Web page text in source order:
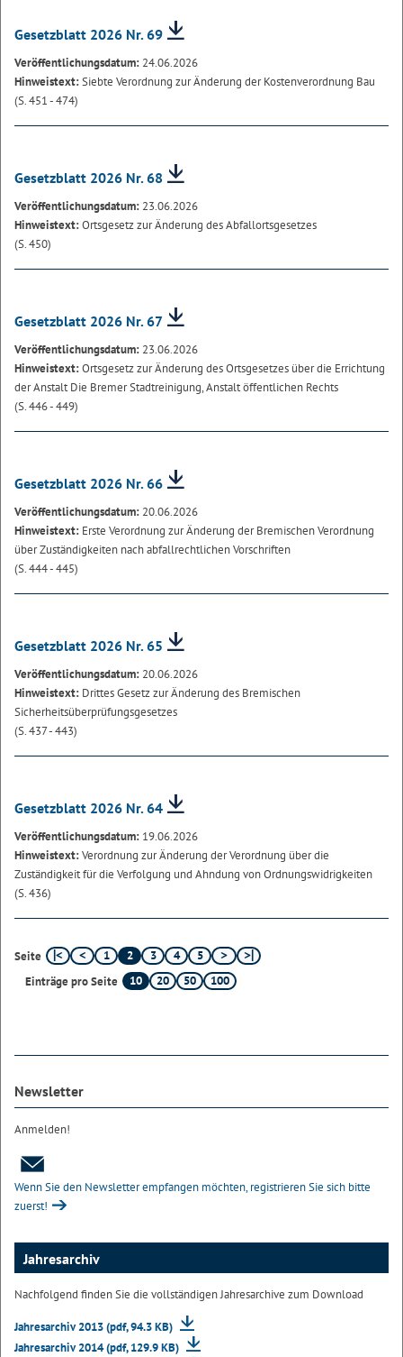
Gesetzblatt 2026 Nr. 69
Veröffentlichungsdatum: 24.06.2026
Hinweistext:Siebte Verordnung zur Änderung der Kostenverordnung Bau
(S. 451 - 474)
Gesetzblatt 2026 Nr. 68
Veröffentlichungsdatum: 23.06.2026
Hinweistext:Ortsgesetz zur Änderung des Abfallortsgesetzes
(S. 450)
Gesetzblatt 2026 Nr. 67
Veröffentlichungsdatum: 23.06.2026
Hinweistext:Ortsgesetz zur Änderung des Ortsgesetzes über die Errichtung
der Anstalt Die Bremer Stadtreinigung, Anstalt öffentlichen Rechts
(S. 446 - 449)
Gesetzblatt 2026 Nr. 66
Veröffentlichungsdatum: 20.06.2026
Hinweistext: Erste Verordnung zur Änderung der Bremischen Verordnung
über Zuständigkeiten nach abfallrechtlichen Vorschriften
(S. 444 - 445)
Gesetzblatt 2026 Nr. 65
Veröffentlichungsdatum: 20.06.2026
Hinweistext: Drittes Gesetz zur Änderung des Bremischen
Sicherheitsüberprüfungsgesetzes
(S. 437 - 443)
Gesetzblatt 2026 Nr. 64
Veröffentlichungsdatum: 19.06.2026
Hinweistext:Verordnung zur Änderung der Verordnung über die
Zuständigkeit für die Verfolgung und Ahndung von Ordnungswidrigkeiten
(S. 436)
Seite 1 2 3 4
5
Einträge pro Seite
10 20 50 100
Newsletter
Anmelden!
Wenn Sie den Newsletter empfangen möchten, registrieren Sie sich bitte
zuerst!
Jahresarchiv
Nachfolgend finden Sie die vollständigen Jahresarchive zum Download
Jahresarchiv 2013 (pdf, 94.3 KB)
Jahresarchiv 2014 (pdf, 129.9 KB)